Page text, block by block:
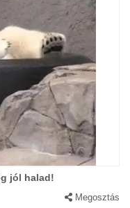
jól halad!
Megosztás